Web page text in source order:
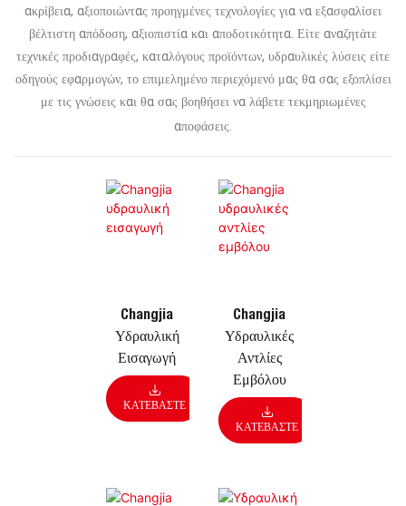
ακρίβεια, αξιοποιώντας προηγμένες τεχνολογίες για να εξασφαλίσει
βέλτιστη απόδοση, αξιοπιστία και αποδοτικότητα. Είτε αναζητάτε
τεχνικές προδιαγραφές, καταλόγους προϊόντων, υδραυλικές λύσεις είτε
οδηγούς εφαρμογών, το επιμελημένο περιεχόμενό μας θα σας εξοπλίσει
με τις γνώσεις και θα σας βοηθήσει να λάβετε τεκμηριωμένες
αποφάσεις.
Changjia
Υδραυλική
Εισαγωγή
ΚΑΤΕΒΆΣΤΕ
Changjia
Υδραυλικές
Αντλίες
Εμβόλου
ΚΑΤΕΒΆΣΤΕ